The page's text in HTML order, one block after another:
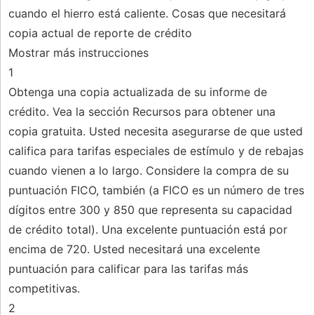
cuando el hierro está caliente. Cosas que necesitará
copia actual de reporte de crédito
Mostrar más instrucciones
1
Obtenga una copia actualizada de su informe de
crédito. Vea la sección Recursos para obtener una
copia gratuita. Usted necesita asegurarse de que usted
califica para tarifas especiales de estímulo y de rebajas
cuando vienen a lo largo. Considere la compra de su
puntuación FICO, también (a FICO es un número de tres
dígitos entre 300 y 850 que representa su capacidad
de crédito total). Una excelente puntuación está por
encima de 720. Usted necesitará una excelente
puntuación para calificar para las tarifas más
competitivas.
2